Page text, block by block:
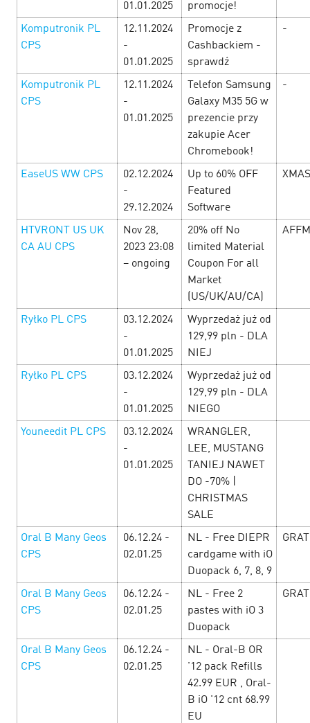
Ngày Lễ Tình Nhân tại Cityads — Đã
đến lúc mở lòng đón nhận tình yêu và
10 February’25
Từ ngày 10 đến 16 tháng 2, hàng loạt offer hấp dẫn với mức
hoa hồng cao, khuyến mãi đặc biệt và mã giảm giá dành
Started at Cityads the festival of the
most attractive offers dedicated to St.
10 February’25
You may not but fall in love as up to the end of February
special holiday conditions for everyone who is ready to love
profit! For you - offers with increased rates, promotions
and special promotion…
01.01.2025
promocje!
Komputronik PL
CPS
12.11.2024
-
01.01.2025
Promocje z
Cashbackiem -
sprawdź
-
Komputronik PL
CPS
12.11.2024
-
01.01.2025
Telefon Samsung
Galaxy M35 5G w
prezencie przy
zakupie Acer
Chromebook!
-
EaseUS WW CPS
02.12.2024
-
29.12.2024
Up to 60% OFF
Featured
Software
HTVRONT US UK
CA AU CPS
Nov 28,
2023 23:08
– ongoing
20% off No
limited Material
Coupon For all
Market
(US/UK/AU/CA)
Ryłko PL CPS
03.12.2024
-
01.01.2025
Wyprzedaż już od
129,99 pln - DLA
NIEJ
Ryłko PL CPS
03.12.2024
-
01.01.2025
Wyprzedaż już od
129,99 pln - DLA
NIEGO
Youneedit PL CPS
03.12.2024
-
01.01.2025
WRANGLER,
LEE, MUSTANG
TANIEJ NAWET
DO -70% |
CHRISTMAS
SALE
Oral B Many Geos
CPS
06.12.24 -
02.01.25
NL - Free DIEPR
cardgame with iO
Duopack 6, 7, 8, 9
Oral B Many Geos
CPS
06.12.24 -
02.01.25
NL - Free 2
pastes with iO 3
Duopack
Oral B Many Geos
CPS
06.12.24 -
02.01.25
NL - Oral-B OR
'12 pack Refills
42.99 EUR , Oral-
B iO '12 cnt 68.99
EU